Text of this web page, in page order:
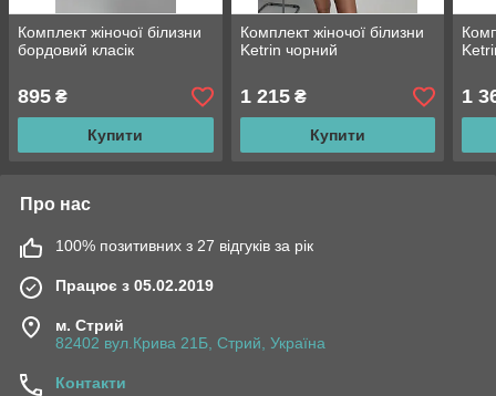
Комплект жіночої білизни
бордовий класік
895 ₴
Купити
Комплект жіночої білизни
Ketrin чорний
1 215₴
Купити
1
Про нас
100% позитивних з 27 відгуків за рік
Працює з 05.02.2019
м. Стрий
82402 вул.Крива 21Б, Стрий, Україна
Контакти